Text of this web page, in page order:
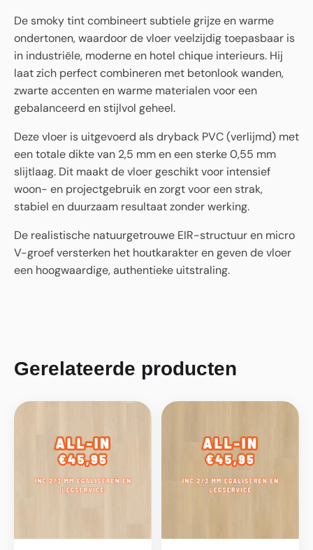
De smoky tint combineert subtiele grijze en warme
ondertonen, waardoor de vloer veelzijdig toepasbaar is
in industriële, moderne en hotel chique interieurs. Hij
laat zich perfect combineren met betonlook wanden,
zwarte accenten en warme materialen voor een
gebalanceerd en stijlvol geheel.
Deze vloer is uitgevoerd als dryback PVC (verlijmd) met
een totale dikte van 2,5 mm en een sterke 0,55 mm
slijtlaag. Dit maakt de vloer geschikt voor intensief
woon- en projectgebruik en zorgt voor een strak,
stabiel en duurzaam resultaat zonder werking.
De realistische natuurgetrouwe EIR-structuur en micro
V-groef versterken het houtkarakter en geven de vloer
een hoogwaardige, authentieke uitstraling.
Gerelateerde producten